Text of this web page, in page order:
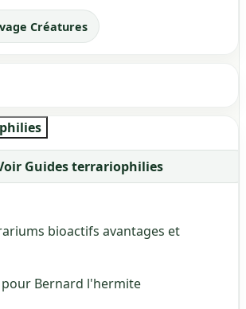
Créatures
Guides terrariophilies
bioactifs avantages et
pour Bernard l'hermite